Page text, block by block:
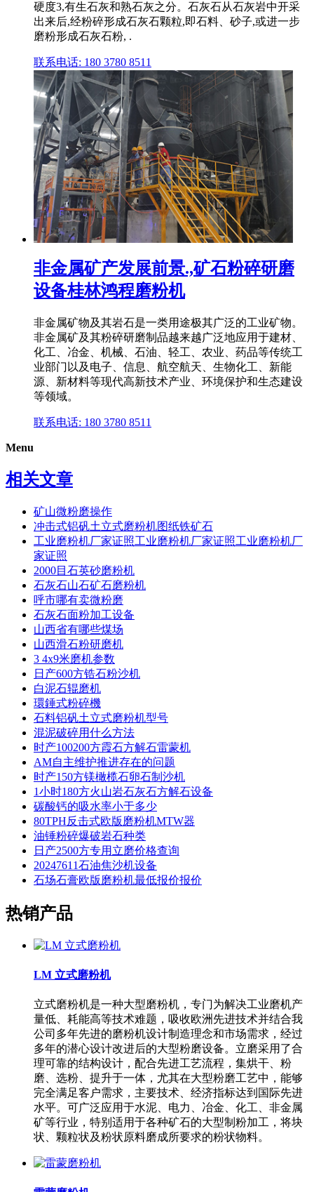
硬度3,有生石灰和熟石灰之分。石灰石从石灰岩中开采
出来后,经粉碎形成石灰石颗粒,即石料、砂子,或进一步
磨粉形成石灰石粉, .
联系电话: 180 3780 8511
非金属矿产发展前景.,矿石粉碎研磨
设备桂林鸿程磨粉机
非金属矿物及其岩石是一类用途极其广泛的工业矿物。
非金属矿及其粉碎研磨制品越来越广泛地应用于建材、
化工、冶金、机械、石油、轻工、农业、药品等传统工
业部门以及电子、信息、航空航天、生物化工、新能
源、新材料等现代高新技术产业、环境保护和生态建设
等领域。
联系电话: 180 3780 8511
Menu
相关文章
矿山微粉磨操作
冲击式铝矾土立式磨粉机图纸铁矿石
工业磨粉机厂家证照工业磨粉机厂家证照工业磨粉机厂
家证照
2000目石英砂磨粉机
石灰石山石矿石磨粉机
呼市哪有卖微粉磨
石灰石面粉加工设备
山西省有哪些煤场
山西滑石粉研磨机
3 4x9米磨机参数
日产600方锆石粉沙机
白泥石辊磨机
環錘式粉碎機
石料铝矾土立式磨粉机型号
混泥破碎用什么方法
时产100200方霞石方解石雷蒙机
AM自主维护推进存在的问题
时产150方镁橄榄石卵石制沙机
1小时180方火山岩石灰石方解石设备
碳酸钙的吸水率小于多少
80TPH反击式欧版磨粉机MTW器
油锤粉碎爆破岩石种类
日产2500方专用立磨价格查询
20247611石油焦沙机设备
石场石膏欧版磨粉机最低报价报价
热销产品
LM 立式磨粉机
立式磨粉机是一种大型磨粉机，专门为解决工业磨机产
量低、耗能高等技术难题，吸收欧洲先进技术并结合我
公司多年先进的磨粉机设计制造理念和市场需求，经过
多年的潜心设计改进后的大型粉磨设备。立磨采用了合
理可靠的结构设计，配合先进工艺流程，集烘干、粉
磨、选粉、提升于一体，尤其在大型粉磨工艺中，能够
完全满足客户需求，主要技术、经济指标达到国际先进
水平。可广泛应用于水泥、电力、冶金、化工、非金属
矿等行业，特别适用于各种矿石的大型制粉加工，将块
状、颗粒状及粉状原料磨成所要求的粉状物料。